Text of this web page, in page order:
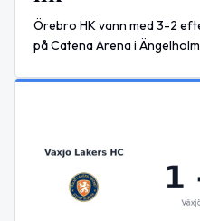
Örebro HK vann med 3-2
på Catena Arena i